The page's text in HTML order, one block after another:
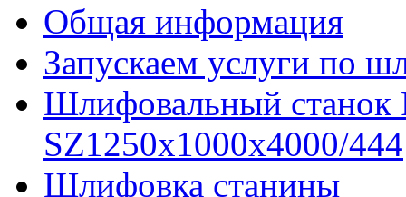
Общая информация
Запускаем услуги по
Шлифовальный
SZ1250x1000x4000/444
Шлифовка станины